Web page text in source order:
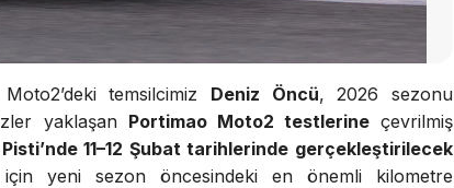
temsilcimiz Deniz Öncü, 2026 sezonu
yaklaşan Portimao Moto2 testlerineçevrilmiş
11–12 Şubat tarihlerinde gerçekleştirilecek
yeni sezon öncesindeki en önemli kilometre